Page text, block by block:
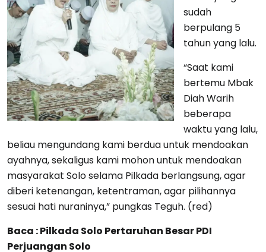
sudah
berpulang 5
tahun yang lalu.
“Saat kami
bertemu Mbak
Diah Warih
beberapa
waktu yang lalu,
beliau mengundang kami berdua untuk mendoakan
ayahnya, sekaligus kami mohon untuk mendoakan
masyarakat Solo selama Pilkada berlangsung, agar
diberi ketenangan, ketentraman, agar pilihannya
sesuai hati nuraninya,” pungkas Teguh. (red)
Baca : Pilkada Solo Pertaruhan Besar PDI
Perjuangan Solo